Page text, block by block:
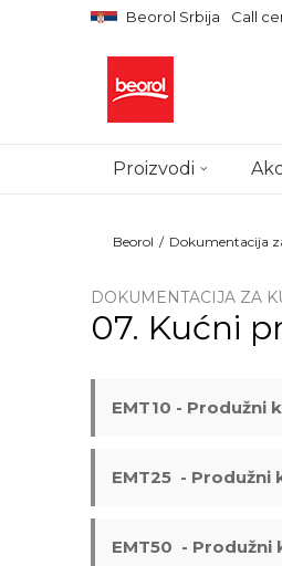
Beorol Srbija Call
Proizvodi
Beorol Dokumentacija
DOKUMENTACIJA ZA
07. Kućni
EMT10 - Produžni
EMT25 - Produžni
EMT50 - Produžni